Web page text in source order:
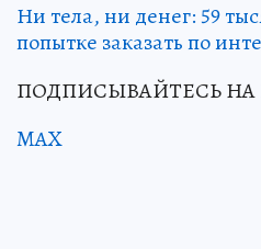
Ни тела, ни денег: 59
попытке заказать по
ПОДПИСЫВАЙТЕСЬ НА
MAX